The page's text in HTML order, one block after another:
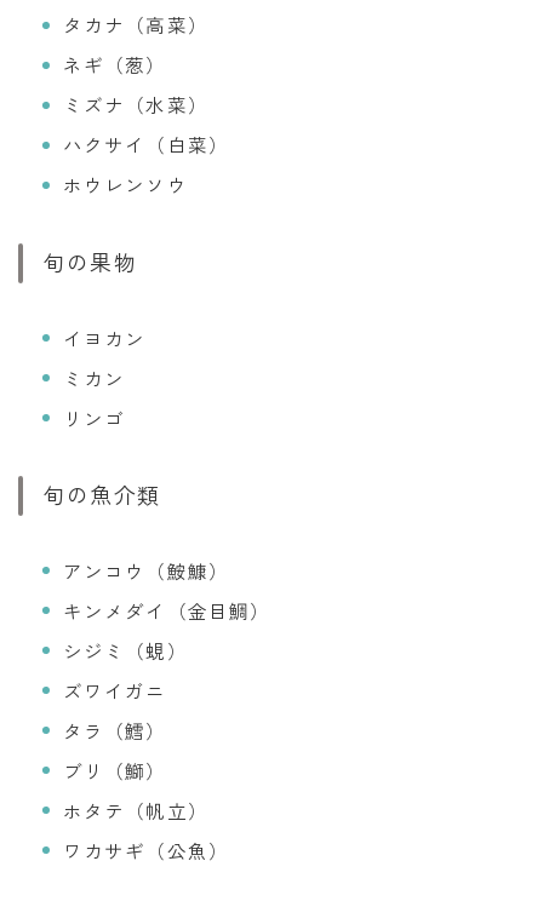
タカナ（高菜）
ネギ（葱）
ミズナ（水菜）
ハクサイ（白菜）
ホウレンソウ
旬の果物
イヨカン
ミカン
リンゴ
旬の魚介類
アンコウ（鮟鱇）
キンメダイ（金目鯛）
シジミ（蜆）
ズワイガニ
タラ（鱈）
ブリ（鰤）
ホタテ（帆立）
ワカサギ（公魚）